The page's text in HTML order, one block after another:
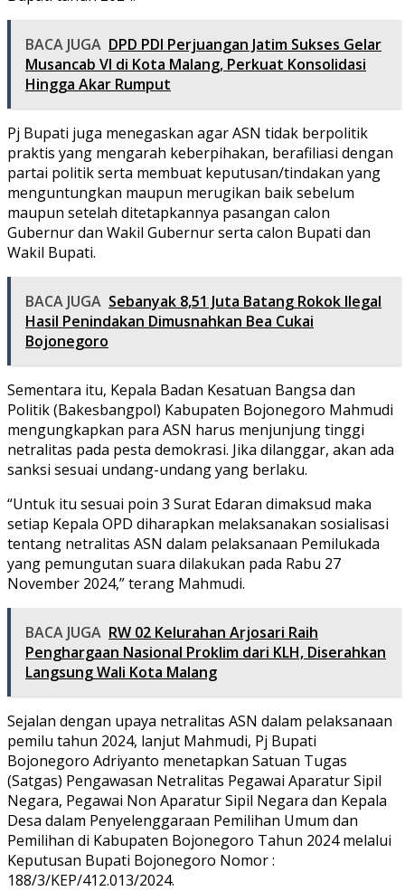
BACA JUGA DPD PDI Perjuangan Jatim Sukses Gelar
Musancab VI di Kota Malang, Perkuat Konsolidasi
Hingga Akar Rumput
Pj Bupati juga menegaskan agar ASN tidak berpolitik
praktis yang mengarah keberpihakan, berafiliasi dengan
partai politik serta membuat keputusan/tindakan yang
menguntungkan maupun merugikan baik sebelum
maupun setelah ditetapkannya pasangan calon
Gubernur dan Wakil Gubernur serta calon Bupati dan
Wakil Bupati.
BACA JUGA Sebanyak 8,51 Juta Batang Rokok Ilegal
Hasil Penindakan Dimusnahkan Bea Cukai
Bojonegoro
Sementara itu, Kepala Badan Kesatuan Bangsa dan
Politik (Bakesbangpol) Kabupaten Bojonegoro Mahmudi
mengungkapkan para ASN harus menjunjung tinggi
netralitas pada pesta demokrasi. Jika dilanggar, akan ada
sanksi sesuai undang-undang yang berlaku.
“Untuk itu sesuai poin 3 Surat Edaran dimaksud maka
setiap Kepala OPD diharapkan melaksanakan sosialisasi
tentang netralitas ASN dalam pelaksanaan Pemilukada
yang pemungutan suara dilakukan pada Rabu 27
November 2024,” terang Mahmudi.
BACA JUGA RW 02 Kelurahan Arjosari Raih
Penghargaan Nasional Proklim dari KLH, Diserahkan
Langsung Wali Kota Malang
Sejalan dengan upaya netralitas ASN dalam pelaksanaan
pemilu tahun 2024, lanjut Mahmudi, Pj Bupati
Bojonegoro Adriyanto menetapkan Satuan Tugas
(Satgas) Pengawasan Netralitas Pegawai Aparatur Sipil
Negara, Pegawai Non Aparatur Sipil Negara dan Kepala
Desa dalam Penyelenggaraan Pemilihan Umum dan
Pemilihan di Kabupaten Bojonegoro Tahun 2024 melalui
Keputusan Bupati Bojonegoro Nomor :
188/3/KEP/412.013/2024.